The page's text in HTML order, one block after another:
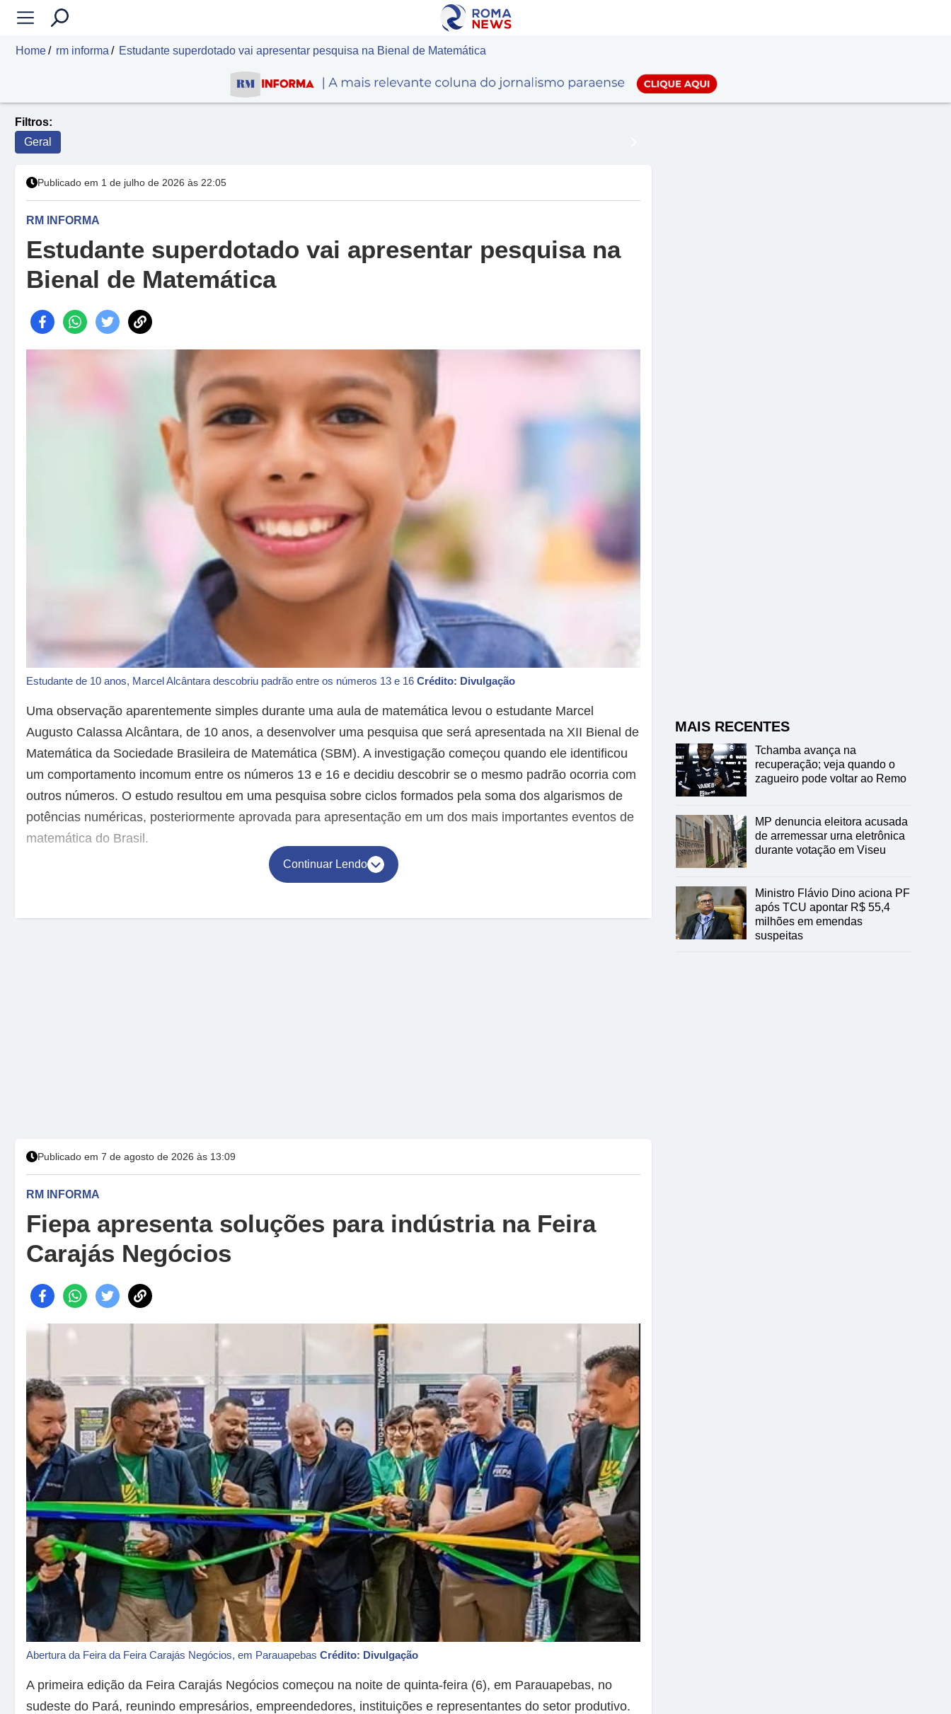
Home rm informa Estudante superdotado vai apresentar pesquisa na Bienal de Matemática
Filtros:
Geral
Publicado em 1 de julho de 2026 às 22:05
RM INFORMA
Estudante superdotado vai apresentar pesquisa na
Bienal de Matemática
Estudante de 10 anos, Marcel Alcântara descobriu padrão entre os números 13 e 16 Crédito: Divulgação
Uma observação aparentemente simples durante uma aula de matemática levou o estudante Marcel
Augusto Calassa Alcântara, de 10 anos, a desenvolver uma pesquisa que será apresentada na XII Bienal de
Matemática da Sociedade Brasileira de Matemática (SBM). A investigação começou quando ele identificou
um comportamento incomum entre os números 13 e 16 e decidiu descobrir se o mesmo padrão ocorria com
outros números. O estudo resultou em uma pesquisa sobre ciclos formados pela soma dos algarismos de
potências numéricas, posteriormente aprovada para apresentação em um dos mais importantes eventos de
matemática do Brasil.
Continuar Lendo
Publicado em 7 de agosto de 2026 às 13:09
RM INFORMA
Fiepa apresenta soluções para indústria na Feira
Carajás Negócios
Abertura da Feira da Feira Carajás Negócios, em Parauapebas Crédito: Divulgação
A primeira edição da Feira Carajás Negócios começou na noite de quinta-feira (6), em Parauapebas, no
sudeste do Pará, reunindo empresários, empreendedores, instituições e representantes do setor produtivo.
MAIS RECENTES
Tchamba avança na
recuperação; veja quando o
zagueiro pode voltar ao Remo
MP denuncia eleitora acusada
de arremessar urna eletrônica
durante votação em Viseu
Ministro Flávio Dino aciona PF
após TCU apontar R$ 55,4
milhões em emendas
suspeitas